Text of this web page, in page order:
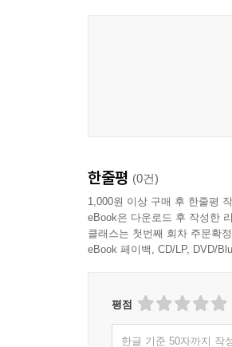
한줄평 (0건)
1,000원 이상 구매 후 한줄평
eBook은 다운로드 후 작성한
클래스는 첫번째 회차 주문확
eBook 페이백, CD/LP, DVD/
평점
한글 기준 50자까지 작